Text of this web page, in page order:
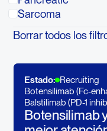
Sarcoma
Borrar todos los
Estado: Recruiting
Botensilimab (Fc-
Balstilimab (PD-1
Botensilimab